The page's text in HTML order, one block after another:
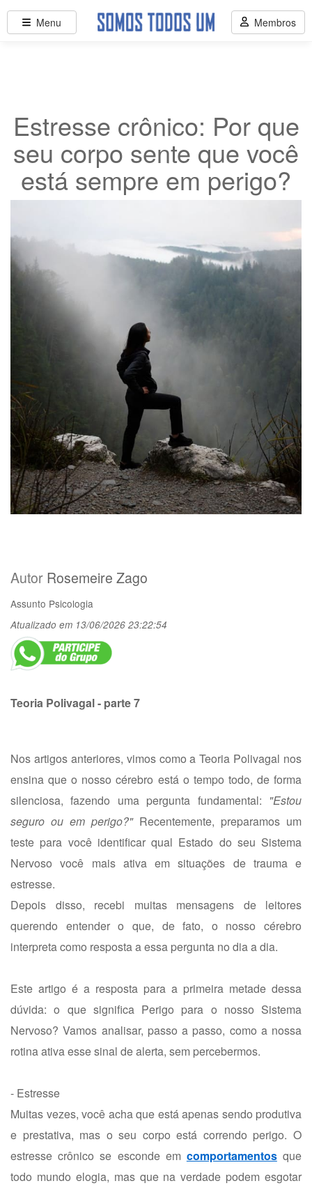
Estresse crônico: Por que
seu corpo sente que você
está sempre em perigo?
Autor Rosemeire Zago
Assunto Psicologia
Atualizado em 13/06/2026 23:22:54
Teoria Polivagal - parte 7
Nos artigos anteriores, vimos como a Teoria Polivagal nos
ensina que o nosso cérebro está o tempo todo, de forma
silenciosa, fazendo uma pergunta fundamental: "Estou
seguro ou em perigo?"Recentemente, preparamos um
teste para você identificar qual Estado do seu Sistema
Nervoso você mais ativa em situações de trauma e
estresse.
Depois disso, recebi muitas mensagens de leitores
querendo entender o que, de fato, o nosso cérebro
interpreta como resposta a essa pergunta no dia a dia.
Este artigo é a resposta para a primeira metade dessa
dúvida: o que significa Perigo para o nosso Sistema
Nervoso? Vamos analisar, passo a passo, como a nossa
rotina ativa esse sinal de alerta, sem percebermos.
- Estresse
Muitas vezes, você acha que está apenas sendo produtiva
e prestativa, mas o seu corpo está correndo perigo. O
estresse crônico se esconde em comportamentosque
todo mundo elogia, mas que na verdade podem esgotar
Menu Membros